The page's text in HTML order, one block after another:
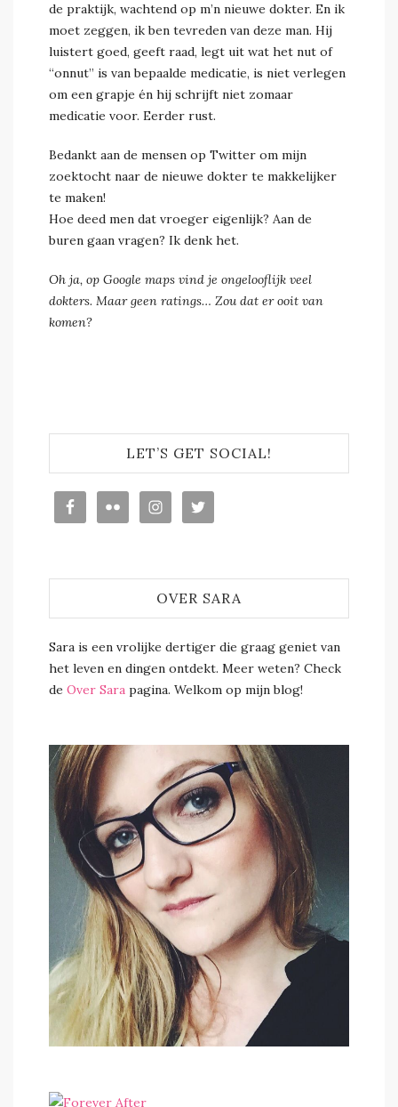
de praktijk, wachtend op m’n nieuwe dokter. En ik
moet zeggen, ik ben tevreden van deze man. Hij
luistert goed, geeft raad, legt uit wat het nut of
“onnut” is van bepaalde medicatie, is niet verlegen
om een grapje én hij schrijft niet zomaar
medicatie voor. Eerder rust.
Bedankt aan de mensen op Twitter om mijn
zoektocht naar de nieuwe dokter te makkelijker
te maken!
Hoe deed men dat vroeger eigenlijk? Aan de
buren gaan vragen? Ik denk het.
Oh ja, op Google maps vind je ongelooflijk veel
dokters. Maar geen ratings… Zou dat er ooit van
komen?
LET’S GET SOCIAL!
OVER SARA
Sara is een vrolijke dertiger die graag geniet van
het leven en dingen ontdekt. Meer weten? Check
de Over Sara pagina. Welkom op mijn blog!